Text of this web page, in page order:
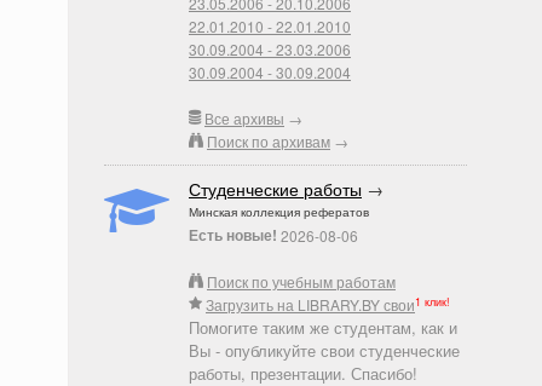
22.01.2010 - 22.01.2010
30.09.2004 - 23.03.2006
30.09.2004 - 30.09.2004
Все архивы →
Поиск по архивам →
Студенческие работы →
Минская коллекция рефератов
Есть новые! 2026-08-06
Поиск по учебным работам
Загрузить на LIBRARY.BY свои1 клик!
Помогите таким же студентам, как и
Вы - опубликуйте свои студенческие
работы, презентации. Спасибо!